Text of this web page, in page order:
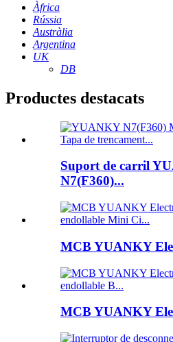
Àfrica
Rússia
Austràlia
Argentina
UK
DB
Productes destacats
Suport de carril
N7(F360)...
MCB YUANKY
MCB YUANKY